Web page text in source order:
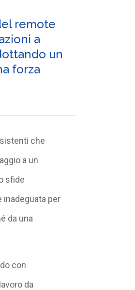
remote
a
un
forza
che
a un
sfide
inadeguata per
da una
con
da